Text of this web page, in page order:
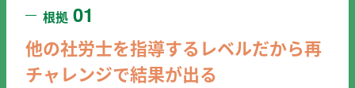
根拠 01
他の社労士を指導するレベルだから再
チャレンジで結果が出る